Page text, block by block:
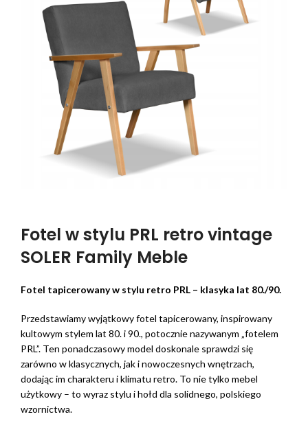
Fotel w stylu PRL retro vintage
SOLER Family Meble
Fotel tapicerowany w stylu retro PRL – klasyka lat 80./90.
Przedstawiamy wyjątkowy fotel tapicerowany, inspirowany
kultowym stylem lat 80. i 90., potocznie nazywanym „fotelem
PRL”. Ten ponadczasowy model doskonale sprawdzi się
zarówno w klasycznych, jak i nowoczesnych wnętrzach,
dodając im charakteru i klimatu retro. To nie tylko mebel
użytkowy – to wyraz stylu i hołd dla solidnego, polskiego
wzornictwa.